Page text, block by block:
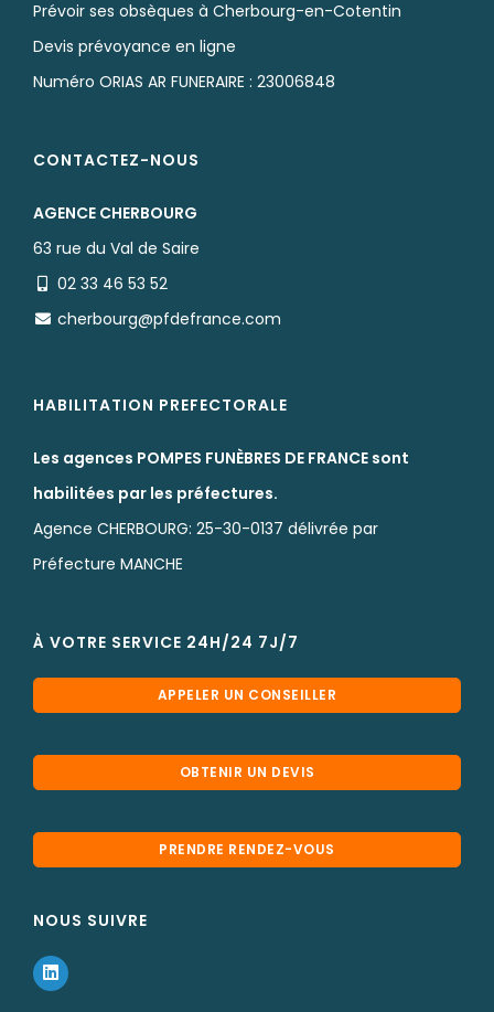
Prévoir ses obsèques à Cherbourg-en-Cotentin
Devis prévoyance en ligne
Numéro ORIAS AR FUNERAIRE : 23006848
CONTACTEZ-NOUS
AGENCE CHERBOURG
63 rue du Val de Saire
02 33 46 53 52
cherbourg@pfdefrance.com
HABILITATION PREFECTORALE
Les agences POMPES FUNÈBRES DE FRANCE sont
habilitées par les préfectures.
Agence CHERBOURG: 25-30-0137 délivrée par
Préfecture MANCHE
À VOTRE SERVICE 24H/24 7J/7
APPELER UN CONSEILLER
OBTENIR UN DEVIS
PRENDRE RENDEZ-VOUS
NOUS SUIVRE